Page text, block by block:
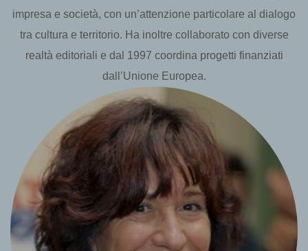
impresa e società, con un’attenzione particolare al dialogo
tra cultura e territorio. Ha inoltre collaborato con diverse
realtà editoriali e dal 1997 coordina progetti finanziati
dall’Unione Europea.